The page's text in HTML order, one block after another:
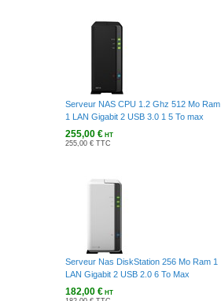
Serveur NAS CPU 1.2 Ghz 512 Mo Ram
1 LAN Gigabit 2 USB 3.0 1 5 To max
255,00 €HT
255,00 € TTC
Serveur Nas DiskStation 256 Mo Ram 1
LAN Gigabit 2 USB 2.0 6 To Max
182,00 €HT